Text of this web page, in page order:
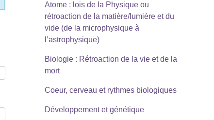
Atome : lois de la Physique ou
rétroaction de la matière/lumière et du
vide (de la microphysique à
l’astrophysique)
Biologie : Rétroaction de la vie et de la
mort
Coeur, cerveau et rythmes biologiques
Développement et génétique